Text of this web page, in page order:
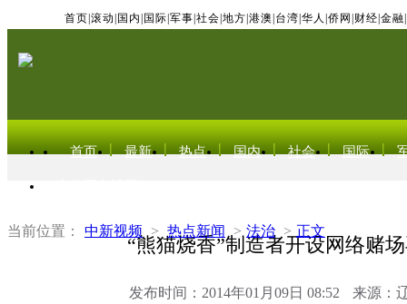
首页 滚动 国内 国际 军事 社会 地方 港澳 台湾 华人 侨网 财经 金融
首页 最新 热点 国内 社会 国际
当前位置： 中新视频 > 热点新闻 > 法治 > 正文
“熊猫烧香”制造者开设网络赌
发布时间：2014年01月09日 08:52 来源：